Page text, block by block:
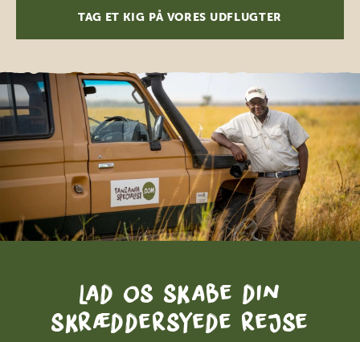
TAG ET KIG PÅ VORES UDFLUGTER
Lad os skabe din
skræddersyede rejse